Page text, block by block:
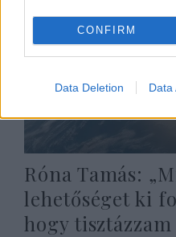
CONFIRM
Data Deletion Data
Róna Tamás:
lehetőséget ki
hogy tisztázzam